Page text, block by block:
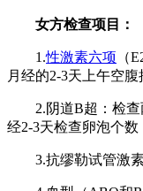
女方检查项目：
1.性激素六项 （
月经的2-3天上午空腹
2.阴道B超：检查
经2-3天检查卵泡个数
3.抗缪勒试管激素